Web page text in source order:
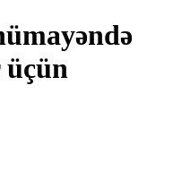
üçün